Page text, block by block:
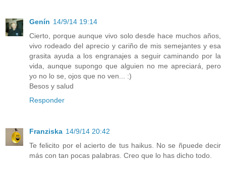
Genín 14/9/14 19:14
Cierto, porque aunque vivo solo desde hace muchos años,
vivo rodeado del aprecio y cariño de mis semejantes y esa
grasita ayuda a los engranajes a seguir caminando por la
vida, aunque supongo que alguien no me apreciará, pero
yo no lo se, ojos que no ven... :)
Besos y salud
Responder
Franziska 14/9/14 20:42
Te felicito por el acierto de tus haikus. No se ñpuede decir
más con tan pocas palabras. Creo que lo has dicho todo.